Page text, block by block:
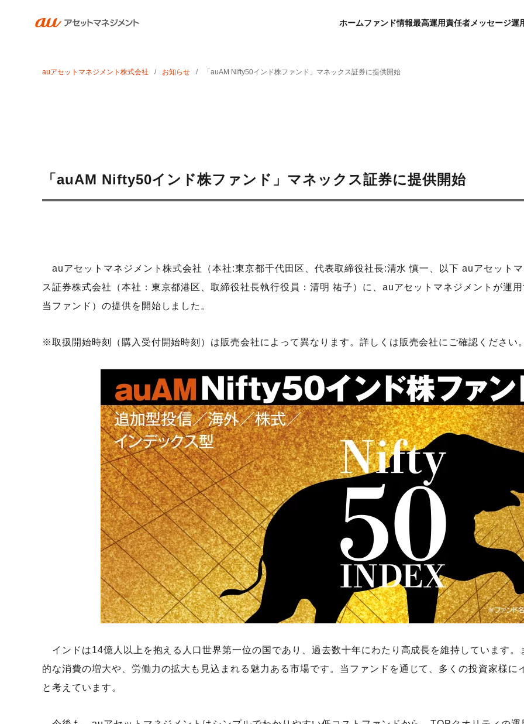
ホームファンド情報最高運用責任者メッセージ運
auアセットマネジメント株式会社 お知らせ 「auAM Nifty50インド株ファンド」マネックス証券に提供開始
「auAM Nifty50インド株ファンド」マネックス証券に提供開始
auアセットマネジメント株式会社（本社:東京都千代田区、代表取締役社長:清水 慎一、以下 auアセット
ス証券株式会社（本社：東京都港区、取締役社長執行役員：清明 祐子）に、auアセットマネジメントが運
当ファンド）の提供を開始しました。
※取扱開始時刻（購入受付開始時刻）は販売会社によって異なります。詳しくは販売会社にご確認ください
インドは14億人以上を抱える人口世界第一位の国であり、過去数十年にわたり高成長を維持しています
的な消費の増大や、労働力の拡大も見込まれる魅力ある市場です。当ファンドを通じて、多くの投資家様
と考えています。